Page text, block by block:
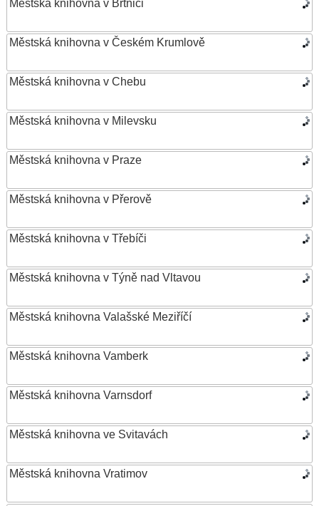
Městská knihovna v Brtnici
Městská knihovna v Českém Krumlově
Městská knihovna v Chebu
Městská knihovna v Milevsku
Městská knihovna v Praze
Městská knihovna v Přerově
Městská knihovna v Třebíči
Městská knihovna v Týně nad Vltavou
Městská knihovna Valašské Meziříčí
Městská knihovna Vamberk
Městská knihovna Varnsdorf
Městská knihovna ve Svitavách
Městská knihovna Vratimov